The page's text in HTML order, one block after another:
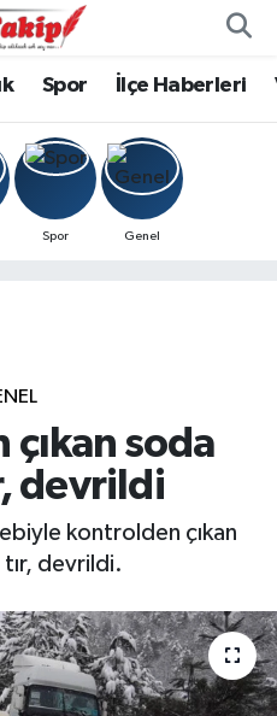
Spor İlçe Haberleri
Spor Genel
soda
devrildi
kontrolden çıkan
devrildi.